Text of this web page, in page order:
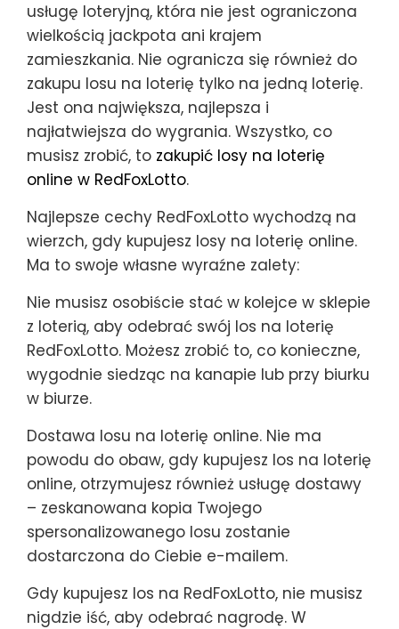
usługę loteryjną, która nie jest ograniczona
wielkością jackpota ani krajem
zamieszkania. Nie ogranicza się również do
zakupu losu na loterię tylko na jedną loterię.
Jest ona największa, najlepsza i
najłatwiejsza do wygrania. Wszystko, co
musisz zrobić, to zakupić losy na loterię
online w RedFoxLotto.
Najlepsze cechy RedFoxLotto wychodzą na
wierzch, gdy kupujesz losy na loterię online.
Ma to swoje własne wyraźne zalety:
Nie musisz osobiście stać w kolejce w sklepie
z loterią, aby odebrać swój los na loterię
RedFoxLotto. Możesz zrobić to, co konieczne,
wygodnie siedząc na kanapie lub przy biurku
w biurze.
Dostawa losu na loterię online. Nie ma
powodu do obaw, gdy kupujesz los na loterię
online, otrzymujesz również usługę dostawy
– zeskanowana kopia Twojego
spersonalizowanego losu zostanie
dostarczona do Ciebie e-mailem.
Gdy kupujesz los na RedFoxLotto, nie musisz
nigdzie iść, aby odebrać nagrodę. W